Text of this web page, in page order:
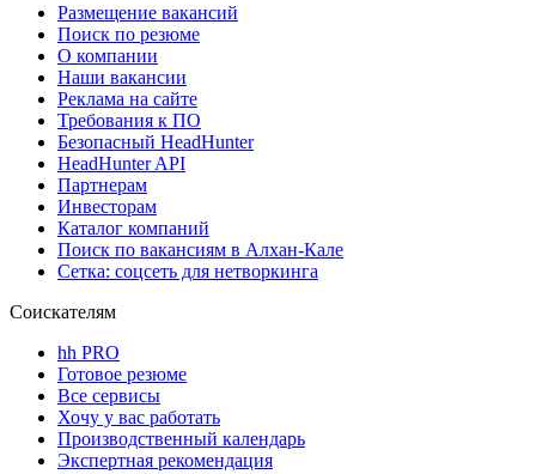
Размещение вакансий
Поиск по резюме
О компании
Наши вакансии
Реклама на сайте
Требования к ПО
Безопасный HeadHunter
HeadHunter API
Партнерам
Инвесторам
Каталог компаний
Поиск по вакансиям в Алхан-Кале
Сетка: соцсеть для нетворкинга
Соискателям
hh PRO
Готовое резюме
Все сервисы
Хочу у вас работать
Производственный календарь
Экспертная рекомендация